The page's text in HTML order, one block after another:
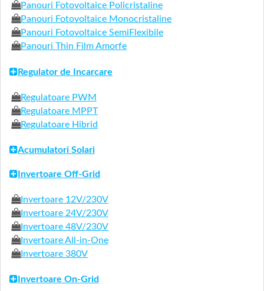
Panouri Fotovoltaice Policristaline
Panouri Fotovoltaice Monocristaline
Panouri Fotovoltaice SemiFlexibile
Panouri Thin Film Amorfe
Regulator de Incarcare
Regulatoare PWM
Regulatoare MPPT
Regulatoare Hibrid
Acumulatori Solari
Invertoare Off-Grid
Invertoare 12V/230V
Invertoare 24V/230V
Invertoare 48V/230V
Invertoare All-in-One
Invertoare 380V
Invertoare On-Grid